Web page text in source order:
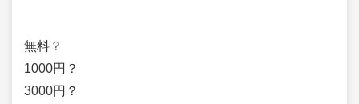
無料？
1000円？
3000円？